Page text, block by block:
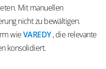
Mit manuellen
nicht zu bewältigen.
wieVAREDY , die relevante
konsolidiert.